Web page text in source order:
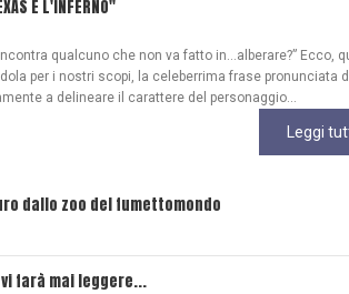
E L'INFERNO"
qualcuno che non va fatto in…alberare?” Ecco,
per i nostri scopi, la celeberrima frase pronunciata
a delineare il carattere del personaggio...
Leggi
dallo zoo del fumettomondo
farà mai leggere...